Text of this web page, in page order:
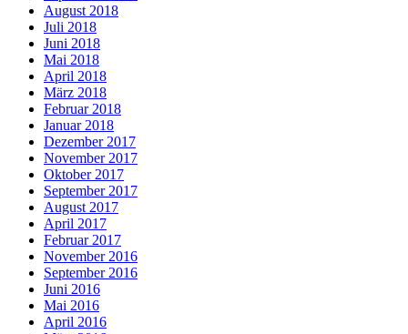
August 2018
Juli 2018
Juni 2018
Mai 2018
April 2018
März 2018
Februar 2018
Januar 2018
Dezember 2017
November 2017
Oktober 2017
September 2017
August 2017
April 2017
Februar 2017
November 2016
September 2016
Juni 2016
Mai 2016
April 2016